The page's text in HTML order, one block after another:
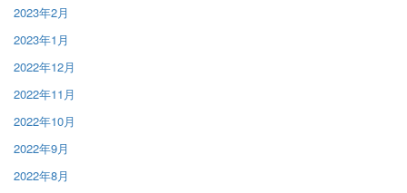
2023年2月
2023年1月
2022年12月
2022年11月
2022年10月
2022年9月
2022年8月